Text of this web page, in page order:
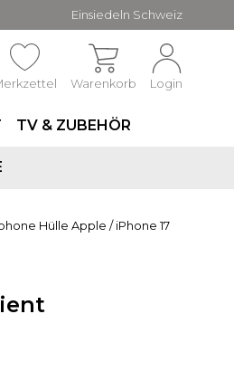
Einsiedeln Schweiz
Warenkorb Login
TV & ZUBEHÖR
Hülle Apple / iPhone 17